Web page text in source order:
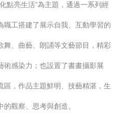
點亮生活”為主題，通過一系列經
職工搭建了展示自我、互動學習的
舞、曲藝、朗誦等文藝節目，精彩
術感染力；也設置了書畫攝影展
區，作品主題鮮明、技藝精湛，生
觀察、思考與創造。